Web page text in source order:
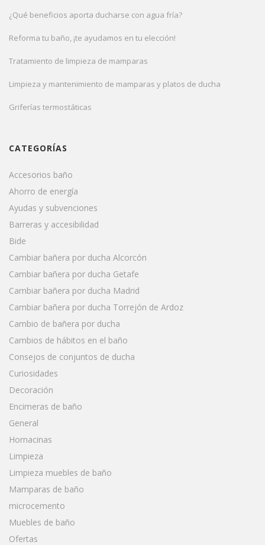
¿Qué beneficios aporta ducharse con agua fría?
Reforma tu baño, ¡te ayudamos en tu elección!
Tratamiento de limpieza de mamparas
Limpieza y mantenimiento de mamparas y platos de ducha
Griferías termostáticas
CATEGORÍAS
Accesorios baño
Ahorro de energía
Ayudas y subvenciones
Barreras y accesibilidad
Bide
Cambiar bañera por ducha Alcorcón
Cambiar bañera por ducha Getafe
Cambiar bañera por ducha Madrid
Cambiar bañera por ducha Torrejón de Ardoz
Cambio de bañera por ducha
Cambios de hábitos en el baño
Consejos de conjuntos de ducha
Curiosidades
Decoración
Encimeras de baño
General
Hornacinas
Limpieza
Limpieza muebles de baño
Mamparas de baño
microcemento
Muebles de baño
Ofertas